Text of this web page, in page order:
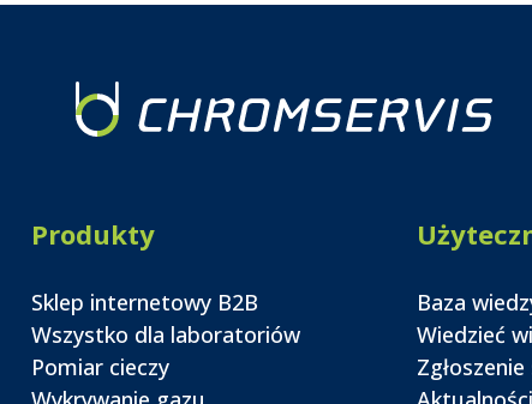
Produkty
Sklep internetowy B2B
Wszystko dla laboratoriów
Pomiar cieczy
Baza
Wiedzieć